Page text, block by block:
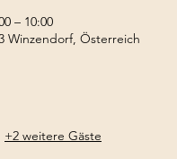
– 10:00
Winzendorf, Österreich
+2 weitere Gäste